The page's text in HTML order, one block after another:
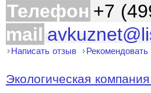
Телефон +7
mail
Написать отзыв Рекомендовать
Экологическая